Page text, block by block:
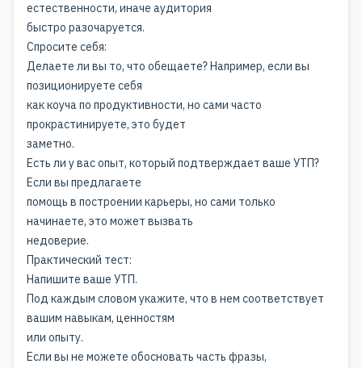
естественности, иначе аудитория
быстро разочаруется.
Спросите себя:
Делаете ли вы то, что обещаете? Например, если вы
позиционируете себя
как коуча по продуктивности, но сами часто
прокрастинируете, это будет
заметно.
Есть ли у вас опыт, который подтверждает ваше УТП?
Если вы предлагаете
помощь в построении карьеры, но сами только
начинаете, это может вызвать
недоверие.
Практический тест:
Напишите ваше УТП.
Под каждым словом укажите, что в нем соответствует
вашим навыкам, ценностям
или опыту.
Если вы не можете обосновать часть фразы,